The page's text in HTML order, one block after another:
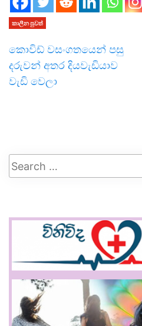
කාලීන පුවත්
කොවිඩ් වසංගතයෙන් පසු
දරුවන් අතර දියවැඩියාව
වැඩි වෙලා